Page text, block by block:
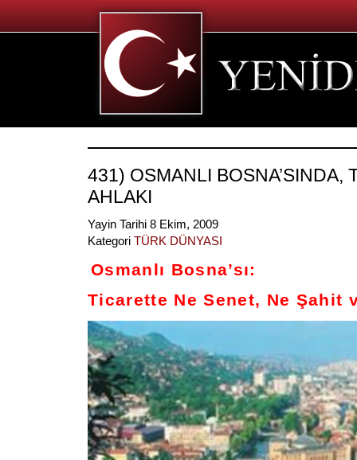
431) OSMANLI BOSNA’SINDA,
AHLAKI
Yayin Tarihi 8 Ekim, 2009
Kategori TÜRK DÜNYASI
Osmanlı Bosna’sı:
Ticarette Ne Senet, Ne Şahit